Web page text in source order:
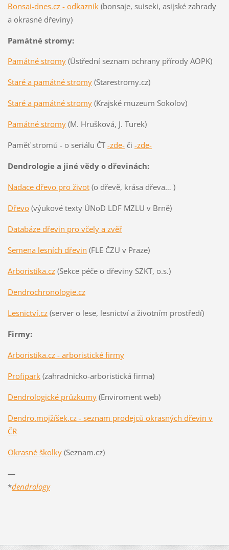
Bonsai-dnes.cz - odkazník(bonsaje, suiseki, asijské zahrady
a okrasné dřeviny)
Památné stromy:
Památné stromy(Ústřední seznam ochrany přírody AOPK)
Staré a památné stromy(Starestromy.cz)
Staré a památné stromy(Krajské muzeum Sokolov)
Památné stromy(M. Hrušková, J. Turek)
Paměť stromů - o seriálu ČT -zde-či -zde-
Dendrologie a jiné vědy o dřevinách:
Nadace dřevo pro život(o dřevě, krása dřeva… )
Dřevo(výukové texty ÚNoD LDF MZLU v Brně)
Databáze dřevin pro včely a zvěř
Semena lesních dřevin (FLE ČZU v Praze)
Arboristika.cz(Sekce péče o dřeviny SZKT, o.s.)
Dendrochronologie.cz
Lesnictví.cz(server o lese, lesnictví a životním prostředí)
Firmy:
Arboristika.cz - arboristické firmy
Profipark(zahradnicko-arboristická firma)
Dendrologické průzkumy(Enviroment web)
Dendro.mojžíšek.cz - seznam prodejců okrasných dřevin v
ČR
Okrasné školky(Seznam.cz)
—
*dendrology